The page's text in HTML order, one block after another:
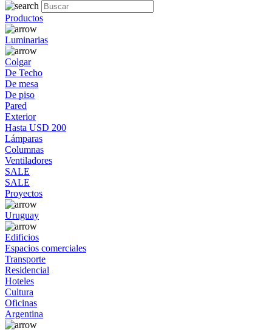
Productos
Luminarias
Colgar
De Techo
De mesa
De piso
Pared
Exterior
Hasta USD 200
Lámparas
Columnas
Ventiladores
SALE
SALE
Proyectos
Uruguay
Edificios
Espacios comerciales
Transporte
Residencial
Hoteles
Cultura
Oficinas
Argentina